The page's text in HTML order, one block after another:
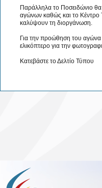
Παράλληλα το Ποσειδώνιο
αγώνων καθώς και το Κέντρο
καλύψουν τη διοργάνωση.
Για την προώθηση του
ελικόπτερο για την
Κατεβάστε το Δελτίο Τύπου